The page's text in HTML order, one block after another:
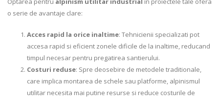
o serie de avantaje clare:
Acces rapid la orice inaltime: Tehnicienii specializati pot
accesa rapid si eficient zonele dificile de la inaltime, reducand
timpul necesar pentru pregatirea santierului.
Costuri reduse: Spre deosebire de metodele traditionale,
care implica montarea de schele sau platforme, alpinismul
utilitar necesita mai putine resurse si reduce costurile de